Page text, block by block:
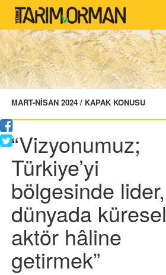
MART-NİSAN 2024 / KAPAK KONUSU
“Vizyonumuz;
Türkiye’yi
bölgesinde lider,
dünyada küresel
aktör hâline
getirmek”